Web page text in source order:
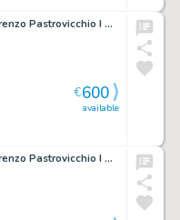
Copertina originale Lorenzo Pastrovicchio I Grandi Classici #186
available
€600
Copertina originale Lorenzo Pastrovicchio I Grandi Classici #154